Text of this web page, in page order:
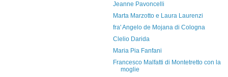
Jeanne Pavoncelli
Marta Marzotto e Laura Laurenzi
fra' Angelo de Mojana di Cologna
Clelio Darida
Maria Pia Fanfani
Francesco Malfatti di Montetretto con la
moglie